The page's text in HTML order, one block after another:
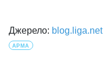
Джерело: blog.liga.net
АРМА